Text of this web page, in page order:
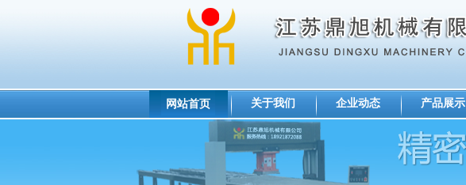
网站首页 关于我们 企业动态 产品展示